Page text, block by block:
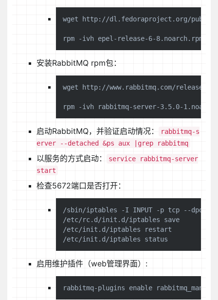
wget http://dl.fedoraproject.org/pub/
安装RabbitMQ rpm包：
wget http://www.rabbitmq.com/releases/
启动RabbitMQ，并验证启动情况：
rabbitmq-s
erver --detached &ps aux |grep rabbitmq
以服务的方式启动：
service rabbitmq-server
start
检查5672端口是否打开：
/sbin/iptables -I INPUT -p tcp --dport
/etc/rc.d/init.d/iptables save
/etc/init.d/iptables restart
启用维护插件（web管理界面）: